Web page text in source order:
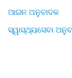
ଆଇନ ଅନୁବାଦକ
ସ୍ୱାସ୍ଥ୍ୟସେବା